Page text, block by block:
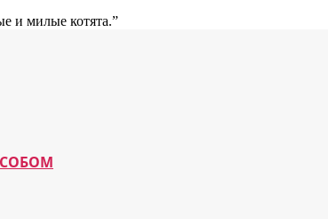
и милые котята.”